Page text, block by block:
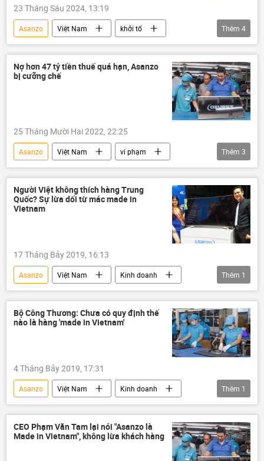
23 Tháng Sáu 2024, 13:19
Asanzo Việt Nam
khởi tố
Pháp luật
Kinh doanh
trốn thuế
vi phạm
Thêm 4
Nợ hơn 47 tỷ tiền thuế quá hạn, Asanzo
bị cưỡng chế
25 Tháng Mười Hai 2022, 22:25
Asanzo Việt Nam
vi phạm
Pháp luật
truy thu thuế
doanh nghiệp
Thêm 3
Người Việt không thích hàng Trung
Quốc? Sự lừa dối từ mác made in
Vietnam
17 Tháng Bảy 2019, 16:13
Asanzo Việt Nam
Kinh doanh
made in vietnam
Thêm 1
Bộ Công Thương: Chưa có quy định thế
nào là hàng 'made in Vietnam'
4 Tháng Bảy 2019, 17:31
Asanzo Việt Nam
Kinh doanh
Bộ Công Thương
Thêm 1
CEO Phạm Văn Tam lại nói "Asanzo là
Made in Vietnam", không lừa khách hàng